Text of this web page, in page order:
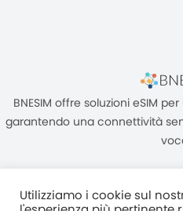
BNESIM offre soluzioni eSIM
garantendo una connettività
Utilizziamo i cookie sul